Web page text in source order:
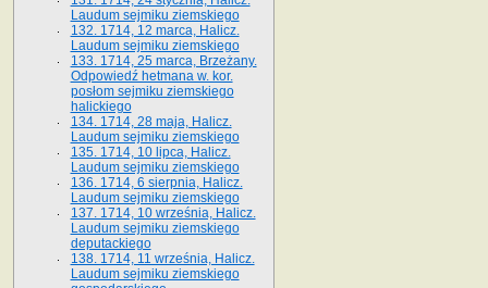
Laudum sejmiku ziemskiego
132. 1714, 12 marca, Halicz.
Laudum sejmiku ziemskiego
133. 1714, 25 marca, Brzeżany.
Odpowiedź hetmana w. kor.
posłom sejmiku ziemskiego
halickiego
134. 1714, 28 maja, Halicz.
Laudum sejmiku ziemskiego
135. 1714, 10 lipca, Halicz.
Laudum sejmiku ziemskiego
136. 1714, 6 sierpnia, Halicz.
Laudum sejmiku ziemskiego
137. 1714, 10 września, Halicz.
Laudum sejmiku ziemskiego
deputackiego
138. 1714, 11 września, Halicz.
Laudum sejmiku ziemskiego